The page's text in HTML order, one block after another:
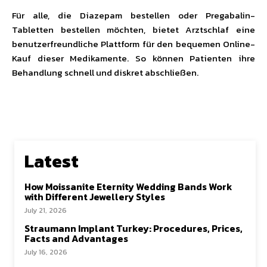
Für alle, die Diazepam bestellen oder Pregabalin-
Tabletten bestellen möchten, bietet Arztschlaf eine
benutzerfreundliche Plattform für den bequemen Online-
Kauf dieser Medikamente. So können Patienten ihre
Behandlung schnell und diskret abschließen.
Latest
How Moissanite Eternity Wedding Bands Work
with Different Jewellery Styles
July 21, 2026
Straumann Implant Turkey: Procedures, Prices,
Facts and Advantages
July 16, 2026